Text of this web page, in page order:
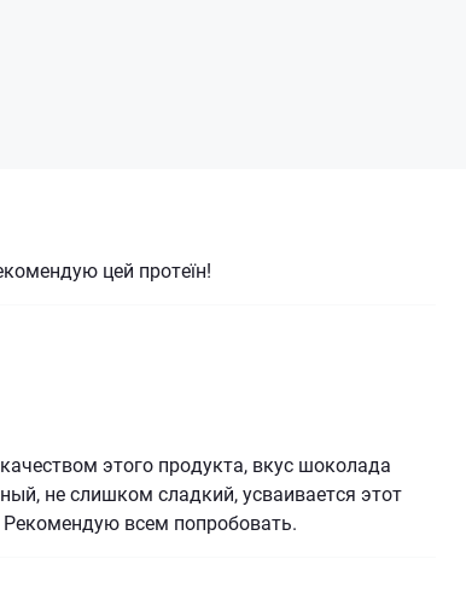
цей протеїн!
этого продукта, вкус шоколада
не слишком сладкий, усваивается этот
всем попробовать.